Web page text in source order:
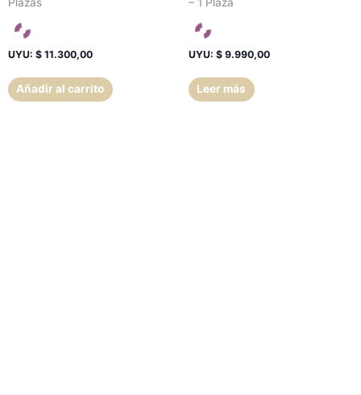
UYU: $ 11.300,00
Añadir al carrito
UYU: $ 9.990,00
Leer más